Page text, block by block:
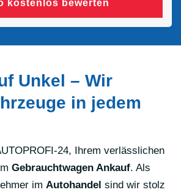
kostenlos bewerten
Unkel – Wir
in jedem
24, Ihrem verlässlichen
Gebrauchtwagen Ankauf. Als
im Autohandel sind wir stolz